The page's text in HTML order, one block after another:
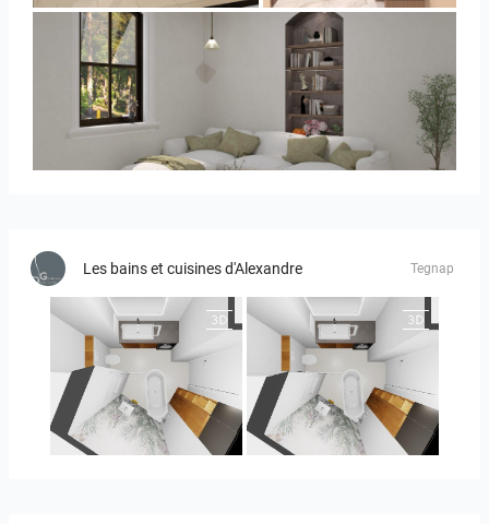
RAMIZAH_LIVING ROOM
Les bains et cuisines d'Alexandre Tegnap
MOULIN MOULIN 2